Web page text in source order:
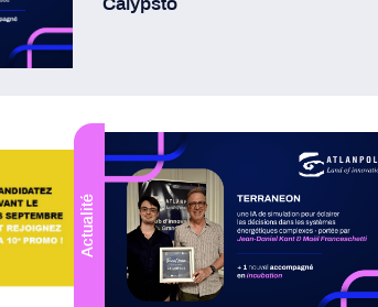
Calypsto
Actualité